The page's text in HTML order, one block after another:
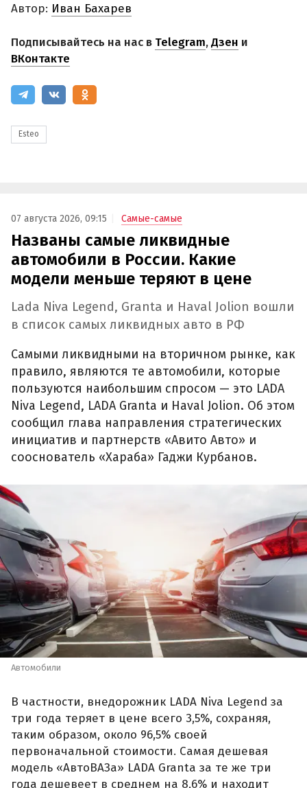
Автор: Иван Бахарев
Подписывайтесь на нас в Telegram,Дзен и
ВКонтакте
Esteo
07 августа 2026, 09:15 Самые-самые
Названы самые ликвидные
автомобили в России. Какие
модели меньше теряют в цене
Lada Niva Legend, Granta и Haval Jolion вошли
в список самых ликвидных авто в РФ
Самыми ликвидными на вторичном рынке, как
правило, являются те автомобили, которые
пользуются наибольшим спросом — это LADA
Niva Legend, LADA Granta и Haval Jolion. Об этом
сообщил глава направления стратегических
инициатив и партнерств «Авито Авто» и
сооснователь «Хараба» Гаджи Курбанов.
Автомобили
В частности, внедорожник LADA Niva Legend за
три года теряет в цене всего 3,5%, сохраняя,
таким образом, около 96,5% своей
первоначальной стоимости. Самая дешевая
модель «АвтоВАЗа» LADA Granta за те же три
года дешевеет в среднем на 8,6% и находит